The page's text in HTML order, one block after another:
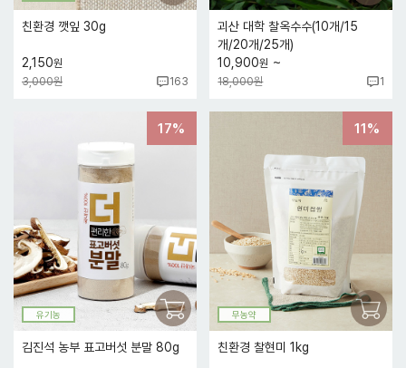
친환경 깻잎 30g
2,150원
3,000원
163
괴산 대학 찰옥수수(10개/15
개/20개/25개)
10,900원 ~
18,000원 1
17%
유기농
김진석 농부 표고버섯 분말 80g
11%
무농약
친환경 찰현미 1kg